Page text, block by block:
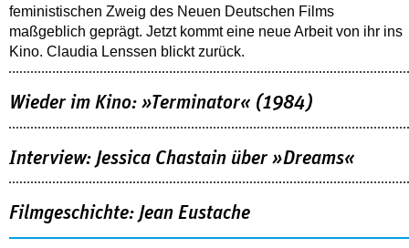
feministischen Zweig des Neuen Deutschen Films
maßgeblich geprägt. Jetzt kommt eine neue Arbeit von ihr ins
Kino. Claudia Lenssen blickt zurück.
Wieder im Kino: »Terminator« (1984)
Interview: Jessica Chastain über »Dreams«
Filmgeschichte: Jean Eustache